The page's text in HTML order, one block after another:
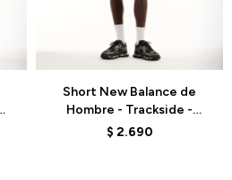
Short New Balance de
Hombre - Trackside -
MB62S8AABK - BLACK
$ 2.690